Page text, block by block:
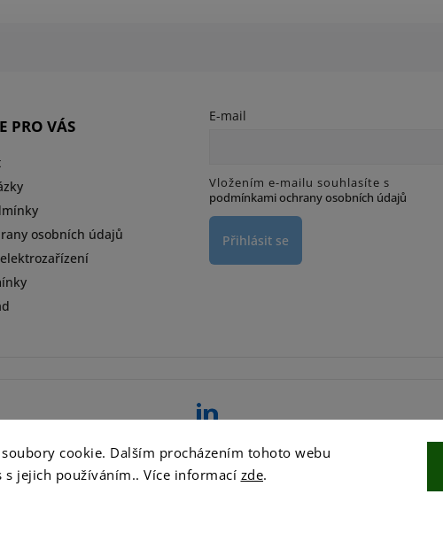
cookie. Dalším procházením tohoto webu
s jejich používáním.. Více informací zde.
PRO VÁS
osobních údajů
E-mail
Vložením e-mailu souhlasíte s
podmínkami ochrany osobních údajů
Přihlásit se